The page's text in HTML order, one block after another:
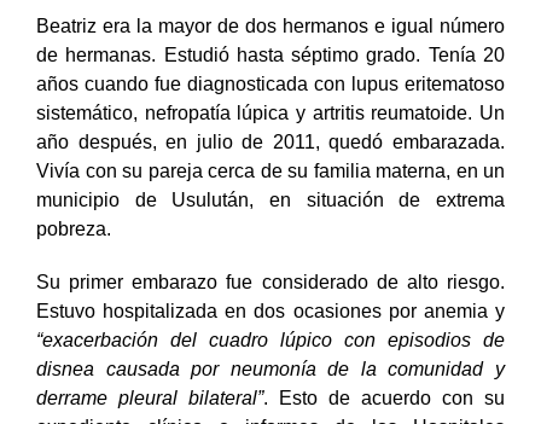
Beatriz era la mayor de dos hermanos e igual número
de hermanas. Estudió hasta séptimo grado. Tenía 20
años cuando fue diagnosticada con lupus eritematoso
sistemático, nefropatía lúpica y artritis reumatoide. Un
año después, en julio de 2011, quedó embarazada.
Vivía con su pareja cerca de su familia materna, en un
municipio de Usulután, en situación de extrema
pobreza.
Su primer embarazo fue considerado de alto riesgo.
Estuvo hospitalizada en dos ocasiones por anemia y
“exacerbación del cuadro lúpico con episodios de
disnea causada por neumonía de la comunidad y
derrame pleural bilateral” . Esto de acuerdo con su